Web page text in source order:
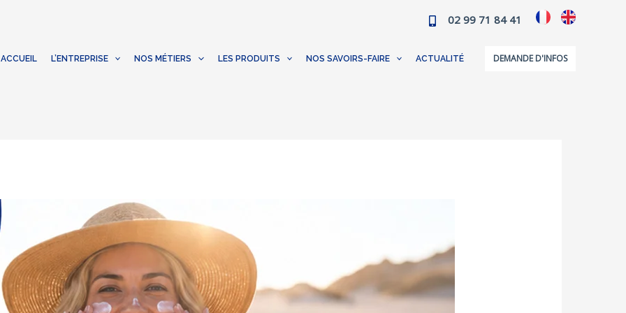
02 99 71 84 41
ACCUEIL L’ENTREPRISE NOS MÉTIERS LES PRODUITS NOS SAVOIRS-FAIRE ACTUALITÉ DEMANDE D'INFOS